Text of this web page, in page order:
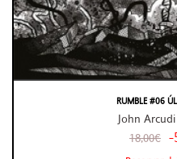
RUMBLE #06
John
18,00€ -